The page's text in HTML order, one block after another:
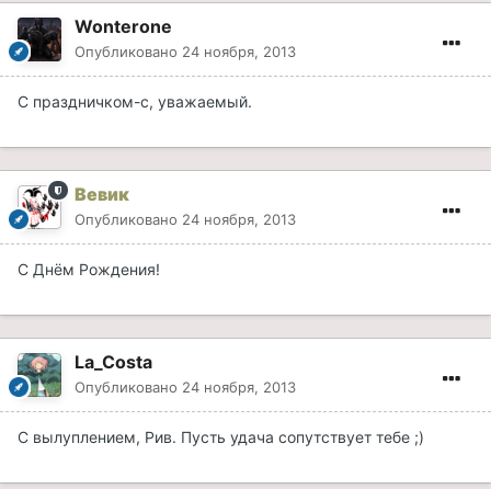
Wonterone
Опубликовано 24 ноября, 2013
С праздничком-с, уважаемый.
Вевик
Опубликовано 24 ноября, 2013
С Днём Рождения!
La_Costa
Опубликовано 24 ноября, 2013
С вылуплением, Рив. Пусть удача сопутствует тебе ;)